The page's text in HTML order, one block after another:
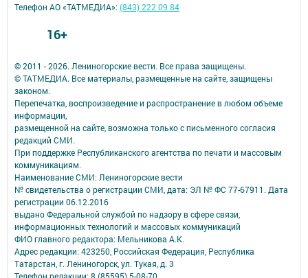
© 2011 - 2026. Лениногорские вести. Все права защищены.
© ТАТМЕДИА. Все материалы, размещенные на сайте, защищены
законом.
Перепечатка, воспроизведение и распространение в любом объеме
информации,
размещенной на сайте, возможна только с письменного согласия
редакций СМИ.
При поддержке Республиканского агентства по печати и массовым
коммуникациям.
Наименование СМИ: Лениногорские вести
№ свидетельства о регистрации СМИ, дата: ЭЛ № ФС 77-67911. Дата
регистрации 06.12.2016
выдано Федеральной службой по надзору в сфере связи,
информационных технологий и массовых коммуникаций
ФИО главного редактора: Мельникова А.К.
Адрес редакции: 423250, Российская Федерация, Республика
Татарстан, г. Лениногорск, ул. Тукая, д. 3
Телефон редакции: 8 (85595) 5-08-70.
Телефон АО «ТАТМЕДИА»:(843) 222 09 84
16+